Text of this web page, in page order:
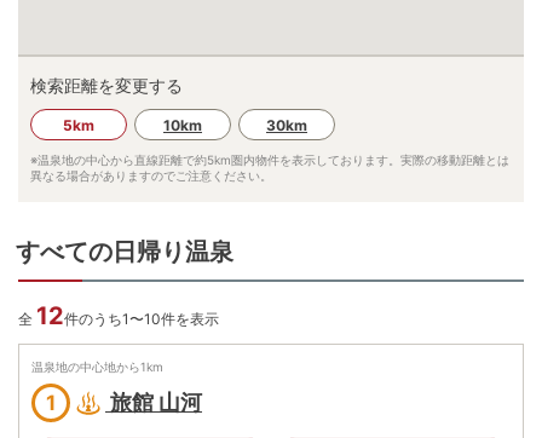
検索距離を変更する
5km 10km 30km
※温泉地の中心から直線距離で約5km圏内物件を表示しております。実際の移動距離とは
異なる場合がありますのでご注意ください。
すべての日帰り温泉
全 12件のうち1〜10件を表示
温泉地の中心地から1km
1 旅館 山河